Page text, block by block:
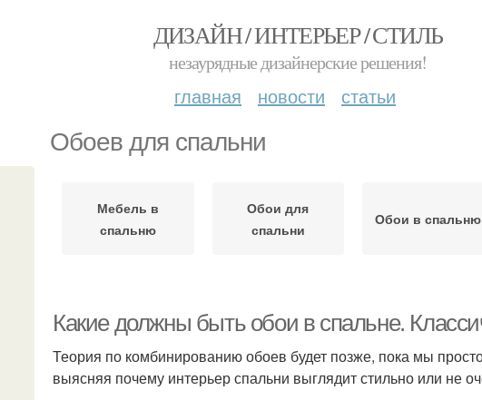
ДИЗАЙН / ИНТЕРЬЕР / СТИЛЬ
незаурядные дизайнерские решения!
главная новости статьи
Обоев для спальни
Мебель в
спальню
Обои для
спальни
Обои в спальню
Какие должны быть обои в спальне.
Теория по комбинированию обоев будет позже, пока мы
выясняя почему интерьер спальни выглядит стильно или не